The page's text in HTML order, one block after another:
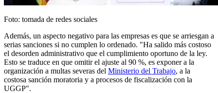
Foto: tomada de redes sociales
Además, un aspecto negativo para las empresas es que se arriesgan a
serias sanciones si no cumplen lo ordenado. "Ha salido más costoso
el desorden administrativo que el cumplimiento oportuno de la ley.
Esto se traduce en que omitir el ajuste al 90 %, es exponer a la
organización a multas severas del Ministerio del Trabajo, a la
costosa sanción moratoria y a procesos de fiscalización con la
UGGP".